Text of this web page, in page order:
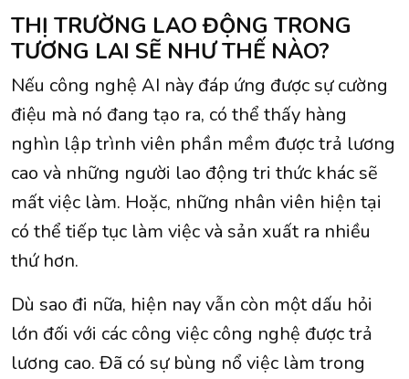
THỊ TRƯỜNG LAO ĐỘNG TRONG
TƯƠNG LAI SẼ NHƯ THẾ NÀO?
Nếu công nghệ AI này đáp ứng được sự cường
điệu mà nó đang tạo ra, có thể thấy hàng
nghìn lập trình viên phần mềm được trả lương
cao và những người lao động tri thức khác sẽ
mất việc làm. Hoặc, những nhân viên hiện tại
có thể tiếp tục làm việc và sản xuất ra nhiều
thứ hơn.
Dù sao đi nữa, hiện nay vẫn còn một dấu hỏi
lớn đối với các công việc công nghệ được trả
lương cao. Đã có sự bùng nổ việc làm trong